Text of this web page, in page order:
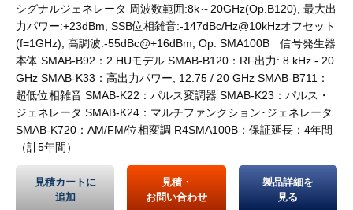
シグナルジェネレータ 周波数範囲:8k～20GHz(Op.B120), 最大出
力パワー:+23dBm, SSB位相雑音:-147dBc/Hz@10kHzオフセット
(f=1GHz), 高調波:-55dBc@+16dBm, Op. SMA100B 信号発生器
本体 SMAB-B92：2 HUモデル SMAB-B120：RF出力: 8 kHz - 20
GHz SMAB-K33：高出力パワー, 12.75 / 20 GHz SMAB-B711：
超低位相雑音 SMAB-K22：パルス変調器 SMAB-K23：パルス・
ジェネレータ SMAB-K24：マルチファンクション･ジェネレータ
SMAB-K720：AM/FM/位相変調 R4SMA100B：保証延長：4年間
（計5年間）
見積カートに
追加
見積・
お問い合わせ
製品詳細を
見る